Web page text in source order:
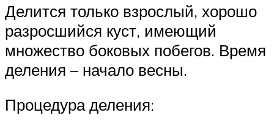
Делится только взрослый, хорошо
разросшийся куст, имеющий
множество боковых побегов. Время
деления – начало весны.
Процедура деления: